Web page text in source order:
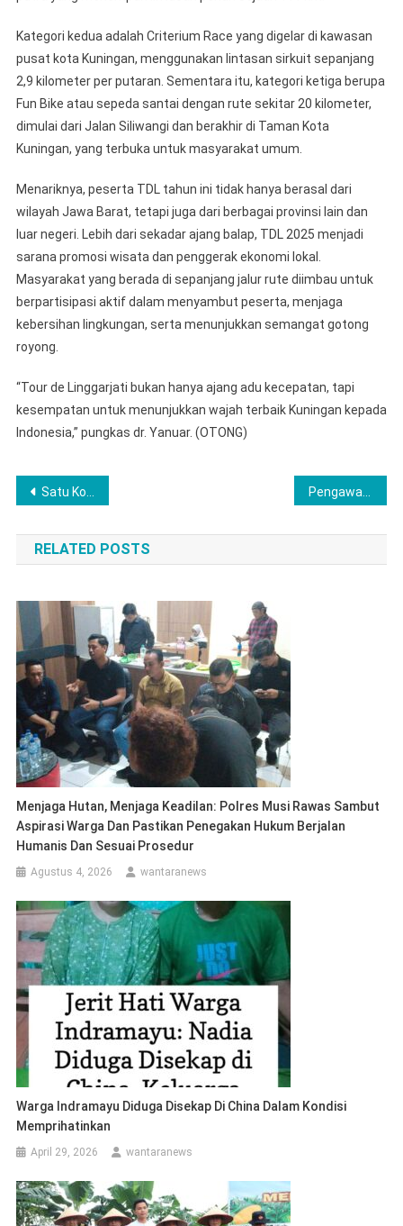
Kategori kedua adalah Criterium Race yang digelar di kawasan
pusat kota Kuningan, menggunakan lintasan sirkuit sepanjang
2,9 kilometer per putaran. Sementara itu, kategori ketiga berupa
Fun Bike atau sepeda santai dengan rute sekitar 20 kilometer,
dimulai dari Jalan Siliwangi dan berakhir di Taman Kota
Kuningan, yang terbuka untuk masyarakat umum.
Menariknya, peserta TDL tahun ini tidak hanya berasal dari
wilayah Jawa Barat, tetapi juga dari berbagai provinsi lain dan
luar negeri. Lebih dari sekadar ajang balap, TDL 2025 menjadi
sarana promosi wisata dan penggerak ekonomi lokal.
Masyarakat yang berada di sepanjang jalur rute diimbau untuk
berpartisipasi aktif dalam menyambut peserta, menjaga
kebersihan lingkungan, serta menunjukkan semangat gotong
royong.
“Tour de Linggarjati bukan hanya ajang adu kecepatan, tapi
kesempatan untuk menunjukkan wajah terbaik Kuningan kepada
Indonesia,” pungkas dr. Yanuar. (OTONG)
Navigasi
pos
Satu Korban Terjatu di Sungai Tarailu Ditemukan Maninggal Dunia
RELATED POSTS
Menjaga Hutan, Menjaga Keadilan: Polres Musi Rawas Sambut
Aspirasi Warga Dan Pastikan Penegakan Hukum Berjalan
Humanis Dan Sesuai Prosedur
Agustus 4, 2026 wantaranews
Warga Indramayu Diduga Disekap Di China Dalam Kondisi
Memprihatinkan
April 29, 2026 wantaranews